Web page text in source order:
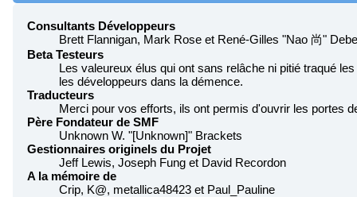
Consultants Développeurs
Brett Flannigan, Mark Rose et René-Gilles "Nao 尚"
Beta Testeurs
Les valeureux élus qui ont sans relâche ni pitié traqué
les développeurs dans la démence.
Traducteurs
Merci pour vos efforts, ils ont permis d'ouvrir les portes
Père Fondateur de SMF
Unknown W. "[Unknown]" Brackets
Gestionnaires originels du Projet
Jeff Lewis, Joseph Fung et David Recordon
A la mémoire de
Crip, K@, metallica48423 et Paul_Pauline